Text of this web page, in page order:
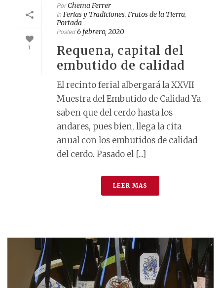
1
PorChema Ferrer
In Ferias y Tradiciones Frutos de la Tierra
Portada
Posted6 febrero, 2020
Requena, capital del
embutido de calidad
El recinto ferial albergará la XXVII
Muestra del Embutido de Calidad Ya
saben que del cerdo hasta los
andares, pues bien, llega la cita
anual con los embutidos de calidad
del cerdo. Pasado el [...]
LEER MAS